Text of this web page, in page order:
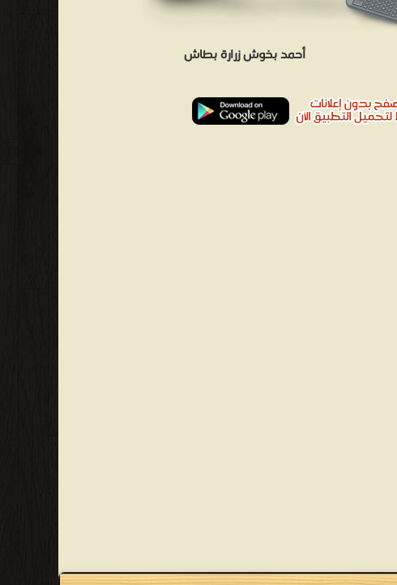
أحمد بخوش زرارة بطاش